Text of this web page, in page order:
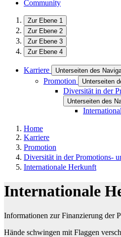
Community
Zur Ebene 1
Zur Ebene 2
Zur Ebene 3
Zur Ebene 4
Karriere Unterseiten des
Promotion Unterseiten
Diversität in der
Unterseiten des
Home
Karriere
Promotion
Diversität in der Promotions-
Internationale Herkunft
Internationale
Informationen zur Finanzierung der
Hände schwingen mit Flaggen